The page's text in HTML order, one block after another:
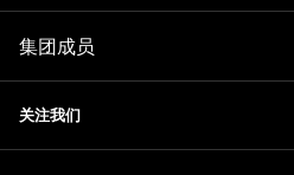
集团成员
关注我们